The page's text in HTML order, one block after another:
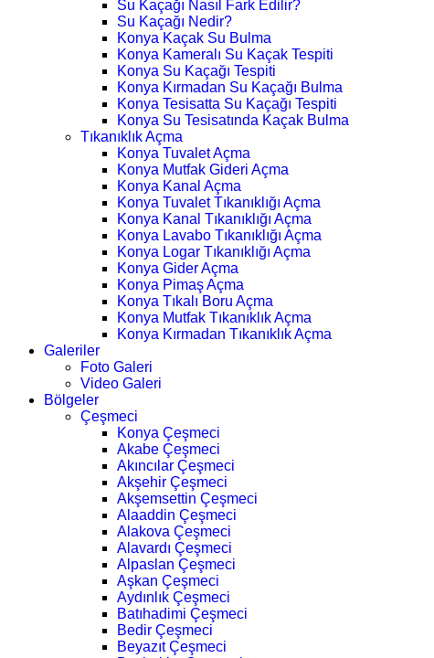
Su Kaçağı Nasıl Fark Edilir?
Su Kaçağı Nedir?
Konya Kaçak Su Bulma
Konya Kameralı Su Kaçak Tespiti
Konya Su Kaçağı Tespiti
Konya Kırmadan Su Kaçağı Bulma
Konya Tesisatta Su Kaçağı Tespiti
Konya Su Tesisatında Kaçak Bulma
Tıkanıklık Açma
Konya Tuvalet Açma
Konya Mutfak Gideri Açma
Konya Kanal Açma
Konya Tuvalet Tıkanıklığı Açma
Konya Kanal Tıkanıklığı Açma
Konya Lavabo Tıkanıklığı Açma
Konya Logar Tıkanıklığı Açma
Konya Gider Açma
Konya Pimaş Açma
Konya Tıkalı Boru Açma
Konya Mutfak Tıkanıklık Açma
Konya Kırmadan Tıkanıklık Açma
Galeriler
Foto Galeri
Video Galeri
Bölgeler
Çeşmeci
Konya Çeşmeci
Akabe Çeşmeci
Akıncılar Çeşmeci
Akşehir Çeşmeci
Akşemsettin Çeşmeci
Alaaddin Çeşmeci
Alakova Çeşmeci
Alavardı Çeşmeci
Alpaslan Çeşmeci
Aşkan Çeşmeci
Aydınlık Çeşmeci
Batıhadimi Çeşmeci
Bedir Çeşmeci
Beyazıt Çeşmeci